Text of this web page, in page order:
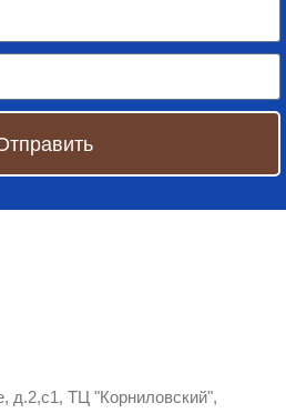
д.2,с1, ТЦ "Корниловский",